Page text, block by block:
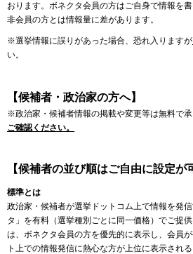
おります。ボネクタ会員の方はご自身で情報を
非会員の方とは情報量に差があります。
※選挙情報に誤りがあった場合、恐れ入りますが
い。
【候補者・政治家の方へ】
※政治家・候補者情報の掲載や変更等は無料で承
ご確認ください。
【候補者の並び順はご自由に設定が
標準とは
政治家・候補者が選挙ドットコム上で情報を発
タ」を有料（選挙種別ごとに同一価格）でご提
は、ボネクタ会員の方を優先的に表示し、会員
ト上での情報発信に熱心な方が上位に表示され